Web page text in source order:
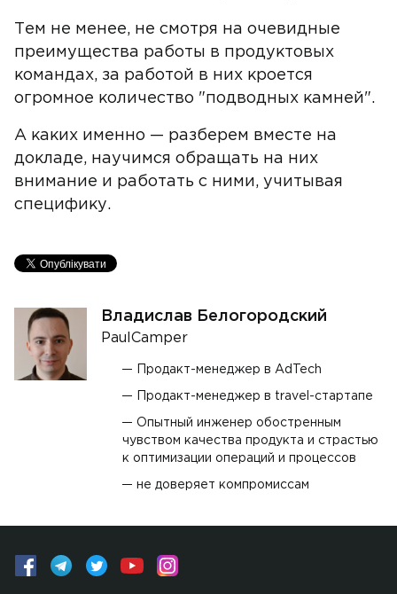
Тем не менее, не смотря на очевидные
преимущества работы в продуктовых
командах, за работой в них кроется
огромное количество "подводных камней".
А каких именно — разберем вместе на
докладе, научимся обращать на них
внимание и работать с ними, учитывая
специфику.
Владислав Белогородский
PaulCamper
Продакт-менеджер в AdTech
Продакт-менеджер в travel-стартапе
Опытный инженер обостренным
чувством качества продукта и страстью
к оптимизации операций и процессов
не доверяет компромиссам